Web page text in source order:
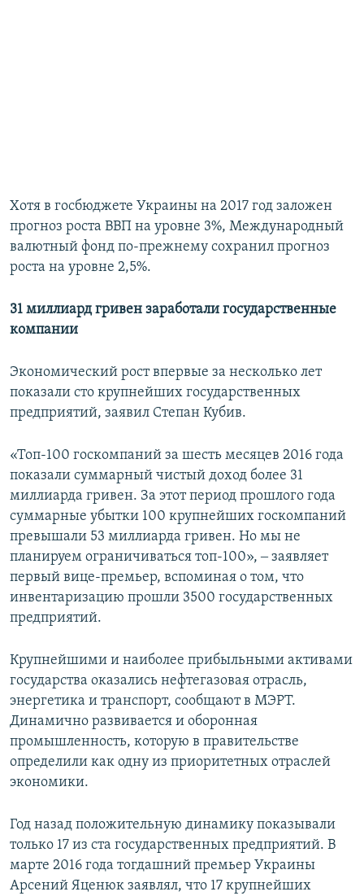
Хотя в госбюджете Украины на 2017 год заложен
прогноз роста ВВП на уровне 3%, Международный
валютный фонд по-прежнему сохранил прогноз
роста на уровне 2,5%.
31 миллиард гривен заработали государственные
компании
Экономический рост впервые за несколько лет
показали сто крупнейших государственных
предприятий, заявил Степан Кубив.
«Топ-100 госкомпаний за шесть месяцев 2016 года
показали суммарный чистый доход более 31
миллиарда гривен. За этот период прошлого года
суммарные убытки 100 крупнейших госкомпаний
превышали 53 миллиарда гривен. Но мы не
планируем ограничиваться топ-100», ‒ заявляет
первый вице-премьер, вспоминая о том, что
инвентаризацию прошли 3500 государственных
предприятий.
Крупнейшими и наиболее прибыльными активами
государства оказались нефтегазовая отрасль,
энергетика и транспорт, сообщают в МЭРТ.
Динамично развивается и оборонная
промышленность, которую в правительстве
определили как одну из приоритетных отраслей
экономики.
Год назад положительную динамику показывали
только 17 из ста государственных предприятий. В
марте 2016 года тогдашний премьер Украины
Арсений Яценюк заявлял, что 17 крупнейших